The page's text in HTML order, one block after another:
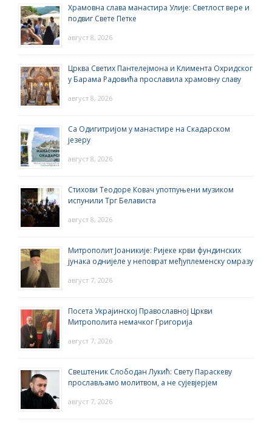
Храмовна слава манастира Улије: Светлост вере и
подвиг Свете Петке
август 8, 2026
Црква Светих Пантелејмона и Климента Охридског
у Барама Радовића прославила храмовну славу
август 8, 2026
Са Одигитријом у манастире на Скадарском
језеру
август 8, 2026
Стихови Теодоре Ковач употпуњени музиком
испунили Трг Белависта
август 8, 2026
Митрополит Јоаникије: Ријеке крви фундинских
јунака однијеле у неповрат међуплеменску омразу
август 7, 2026
Посета Украјинској Православној Цркви
Митрополита немачког Григорија
август 7, 2026
Свештеник Слободан Лукић: Свету Параскеву
прослављамо молитвом, а не сујевјерјем
август 7, 2026